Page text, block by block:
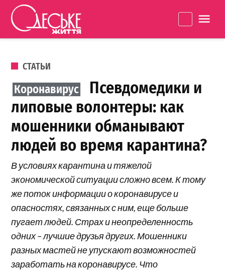
Перейти к содержанию
життя
ОПУБЛИКОВАНО В
СТАТЬИ
Псевдомедики и
липовые волонтеры: как
мошенники обманывают
людей во время карантина?
В условиях карантина и тяжелой
экономической ситуации сложно всем. К тому
же поток информации о коронавирусе и
опасностях, связанных с ним, еще больше
пугает людей. Страх и неопределенность
одних – лучшие друзья других. Мошенники
разных мастей не упускают возможностей
заработать на коронавирусе. Что